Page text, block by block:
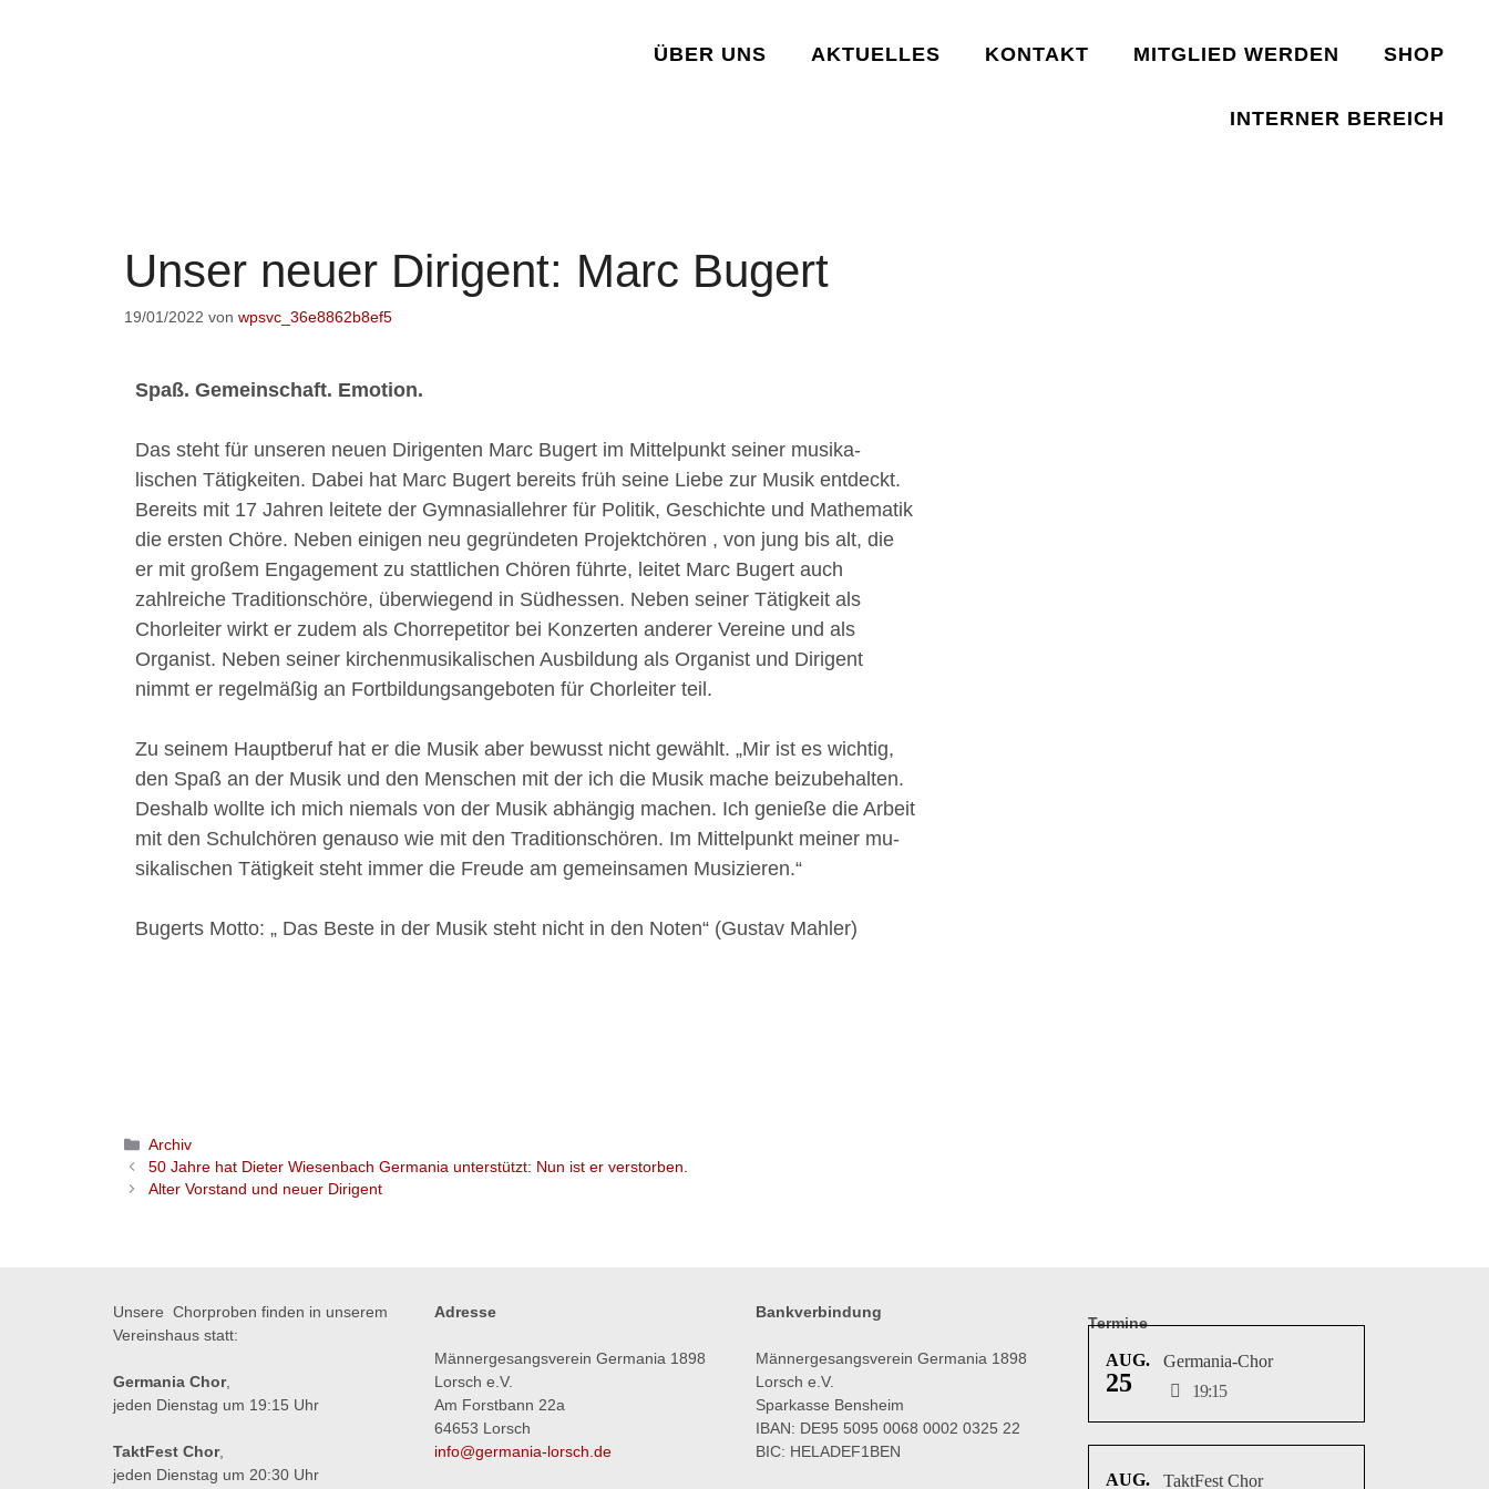
ÜBER UNS AKTUELLES KONTAKT MITGLIED WERDEN SHOP
INTERNER BEREICH
Unser neuer Dirigent: Marc Bugert
19/01/2022 von wpsvc_36e8862b8ef5
Spaß. Gemeinschaft. Emotion.
Das steht für unseren neuen Dirigenten Marc Bugert im Mittelpunkt seiner musika-
lischen Tätigkeiten. Dabei hat Marc Bugert bereits früh seine Liebe zur Musik entdeckt.
Bereits mit 17 Jahren leitete der Gymnasiallehrer für Politik, Geschichte und Mathematik
die ersten Chöre. Neben einigen neu gegründeten Projektchören , von jung bis alt, die
er mit großem Engagement zu stattlichen Chören führte, leitet Marc Bugert auch
zahlreiche Traditionschöre, überwiegend in Südhessen. Neben seiner Tätigkeit als
Chorleiter wirkt er zudem als Chorrepetitor bei Konzerten anderer Vereine und als
Organist. Neben seiner kirchenmusikalischen Ausbildung als Organist und Dirigent
nimmt er regelmäßig an Fortbildungsangeboten für Chorleiter teil.
Zu seinem Hauptberuf hat er die Musik aber bewusst nicht gewählt. „Mir ist es wichtig,
den Spaß an der Musik und den Menschen mit der ich die Musik mache beizubehalten.
Deshalb wollte ich mich niemals von der Musik abhängig machen. Ich genieße die Arbeit
mit den Schulchören genauso wie mit den Traditionschören. Im Mittelpunkt meiner mu-
sikalischen Tätigkeit steht immer die Freude am gemeinsamen Musizieren.“
Bugerts Motto: „ Das Beste in der Musik steht nicht in den Noten“ (Gustav Mahler)
Archiv
50 Jahre hat Dieter Wiesenbach Germania unterstützt: Nun ist er verstorben.
Alter Vorstand und neuer Dirigent
Unsere Chorproben finden in unserem
Vereinshaus statt:
Germania Chor,
jeden Dienstag um 19:15 Uhr
TaktFest Chor,
jeden Dienstag um 20:30 Uhr
Adresse
Männergesangsverein Germania 1898
Lorsch e.V.
Am Forstbann 22a
64653 Lorsch
info@germania-lorsch.de
Bankverbindung
Männergesangsverein Germania 1898
Lorsch e.V.
Sparkasse Bensheim
IBAN: DE95 5095 0068 0002 0325 22
BIC: HELADEF1BEN
Termine
AUG.
25
Germania-Chor
19:15
AUG. TaktFest Chor